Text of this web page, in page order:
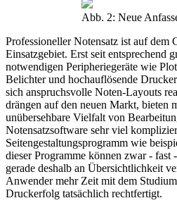
Abb. 2: Neue
Professioneller Notensatz ist auf dem
Einsatzgebiet. Erst seit entsprechend
notwendigen Peripheriegeräte wie
Belichter und hochauflösende
sich anspruchsvolle Noten-Layouts
drängen auf den neuen Markt, bieten
unübersehbare Vielfalt von
Notensatzsoftware sehr viel
Seitengestaltungsprogramm wie
dieser Programme können zwar - fast
gerade deshalb an Übersichtlichkeit
Anwender mehr Zeit mit dem
Druckerfolg tatsächlich rechtfertigt.